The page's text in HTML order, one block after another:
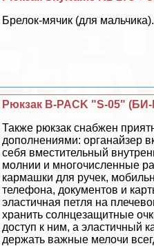
Брелок-мячик (для
Рюкзак B-PACK "S-05"
Также рюкзак снабжен
дополнениями: органайзер
себя вместительный
молнии и многочисленные
кармашки для ручек,
телефона, документов и
эластичная петля на
хранить солнцезащитные
доступ к ним, а эластичный
держать важные мелочи